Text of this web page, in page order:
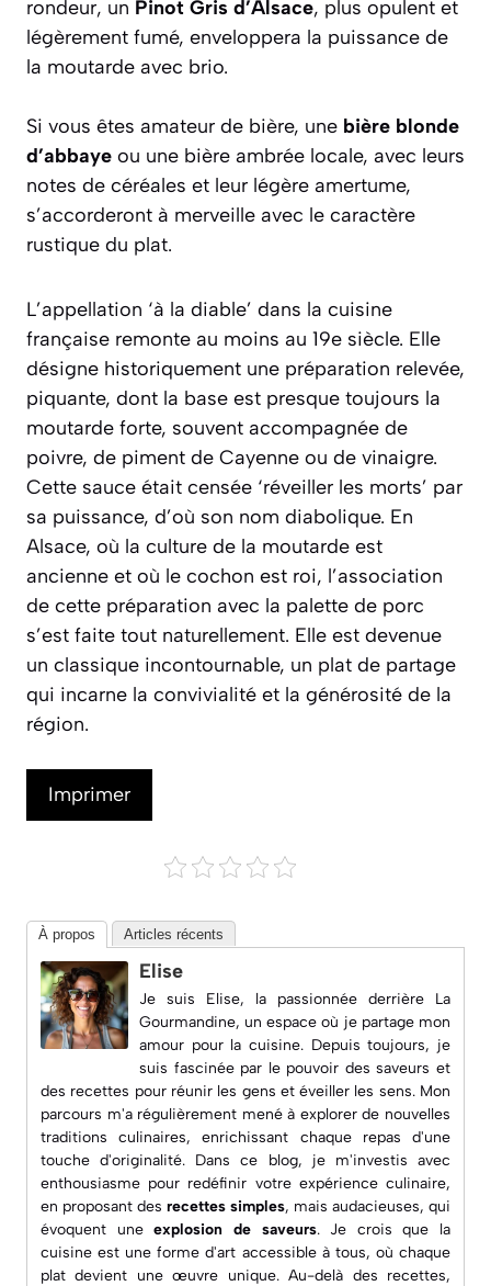
rondeur, un Pinot Gris d’Alsace, plus opulent et
légèrement fumé, enveloppera la puissance de
la moutarde avec brio.
Si vous êtes amateur de bière, une bière blonde
d’abbaye ou une bière ambrée locale, avec leurs
notes de céréales et leur légère amertume,
s’accorderont à merveille avec le caractère
rustique du plat.
L’appellation ‘à la diable’ dans la cuisine
française remonte au moins au 19e siècle. Elle
désigne historiquement une préparation relevée,
piquante, dont la base est presque toujours la
moutarde forte, souvent accompagnée de
poivre, de piment de Cayenne ou de vinaigre.
Cette sauce était censée ‘réveiller les morts’ par
sa puissance, d’où son nom diabolique. En
Alsace, où la culture de la moutarde est
ancienne et où le cochon est roi, l’association
de cette préparation avec la palette de porc
s’est faite tout naturellement. Elle est devenue
un classique incontournable, un plat de partage
qui incarne la convivialité et la générosité de la
région.
Imprimer
À propos Articles récents
Elise
Je suis Elise, la passionnée derrière La
Gourmandine, un espace où je partage mon
amour pour la cuisine. Depuis toujours, je
suis fascinée par le pouvoir des saveurs et
des recettes pour réunir les gens et éveiller les sens. Mon
parcours m'a régulièrement mené à explorer de nouvelles
traditions culinaires, enrichissant chaque repas d'une
touche d'originalité. Dans ce blog, je m'investis avec
enthousiasme pour redéfinir votre expérience culinaire,
en proposant des recettes simples, mais audacieuses, qui
évoquent uneexplosion de saveurs. Je crois que la
cuisine est une forme d'art accessible à tous, où chaque
plat devient une œuvre unique. Au-delà des recettes,